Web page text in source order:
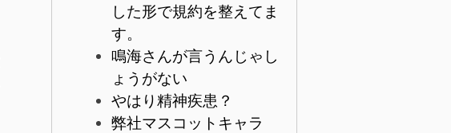
した形で規約を整えてま
す。
鳴海さんが言うんじゃし
ょうがない
やはり精神疾患？
弊社マスコットキャラ